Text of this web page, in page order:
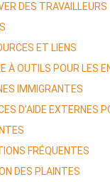
DES TRAVAILLEURS
ET LIENS
À OUTILS POUR LES
IMMIGRANTES
D’AIDE EXTERNES
FRÉQUENTES
DES PLAINTES